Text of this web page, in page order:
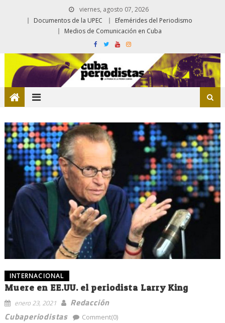
viernes, agosto 07, 2026
Documentos de la UPEC
Efemérides del Periodismo
Medios de Comunicación en Cuba
INTERNACIONAL
Muere en EE.UU. el periodista Larry King
enero 23, 2021
Redacción
Cubaperiodistas
Comment(0)